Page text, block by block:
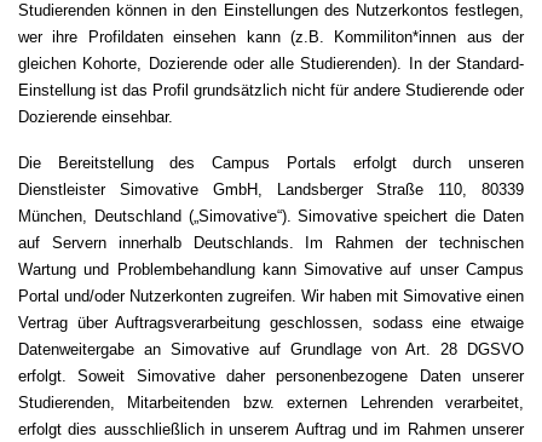
Studierenden können in den Einstellungen des Nutzerkontos festlegen,
wer ihre Profildaten einsehen kann (z.B. Kommiliton*innen aus der
gleichen Kohorte, Dozierende oder alle Studierenden). In der Standard-
Einstellung ist das Profil grundsätzlich nicht für andere Studierende oder
Dozierende einsehbar.
Die Bereitstellung des Campus Portals erfolgt durch unseren
Dienstleister Simovative GmbH, Landsberger Straße 110, 80339
München, Deutschland („Simovative“). Simovative speichert die Daten
auf Servern innerhalb Deutschlands. Im Rahmen der technischen
Wartung und Problembehandlung kann Simovative auf unser Campus
Portal und/oder Nutzerkonten zugreifen. Wir haben mit Simovative einen
Vertrag über Auftragsverarbeitung geschlossen, sodass eine etwaige
Datenweitergabe an Simovative auf Grundlage von Art. 28 DGSVO
erfolgt. Soweit Simovative daher personenbezogene Daten unserer
Studierenden, Mitarbeitenden bzw. externen Lehrenden verarbeitet,
erfolgt dies ausschließlich in unserem Auftrag und im Rahmen unserer